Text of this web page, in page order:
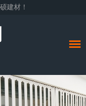
建材！